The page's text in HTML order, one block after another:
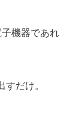
機器であれ
だけ。